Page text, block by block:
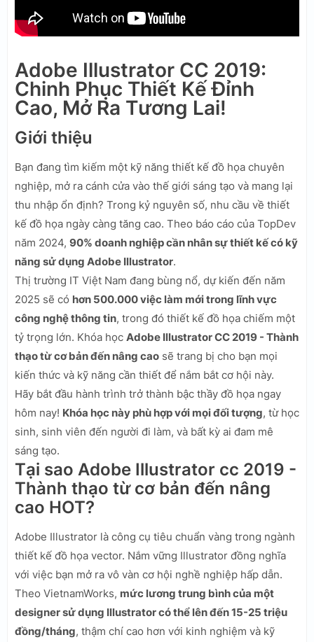
Adobe Illustrator CC 2019:
Chinh Phục Thiết Kế Đỉnh
Cao, Mở Ra Tương Lai!
Giới thiệu
Bạn đang tìm kiếm một kỹ năng thiết kế đồ họa chuyên
nghiệp, mở ra cánh cửa vào thế giới sáng tạo và mang lại
thu nhập ổn định? Trong kỷ nguyên số, nhu cầu về thiết
kế đồ họa ngày càng tăng cao. Theo báo cáo của TopDev
năm 2024, 90% doanh nghiệp cần nhân sự thiết kế có kỹ
năng sử dụng Adobe Illustrator.
Thị trường IT Việt Nam đang bùng nổ, dự kiến đến năm
2025 sẽ có hơn 500.000 việc làm mới trong lĩnh vực
công nghệ thông tin, trong đó thiết kế đồ họa chiếm một
tỷ trọng lớn. Khóa học Adobe Illustrator CC 2019 - Thành
thạo từ cơ bản đến nâng cao sẽ trang bị cho bạn mọi
kiến thức và kỹ năng cần thiết để nắm bắt cơ hội này.
Hãy bắt đầu hành trình trở thành bậc thầy đồ họa ngay
hôm nay! Khóa học này phù hợp với mọi đối tượng, từ học
sinh, sinh viên đến người đi làm, và bất kỳ ai đam mê
sáng tạo.
Tại sao Adobe Illustrator cc 2019 -
Thành thạo từ cơ bản đến nâng
cao HOT?
Adobe Illustrator là công cụ tiêu chuẩn vàng trong ngành
thiết kế đồ họa vector. Nắm vững Illustrator đồng nghĩa
với việc bạn mở ra vô vàn cơ hội nghề nghiệp hấp dẫn.
Theo VietnamWorks, mức lương trung bình của một
designer sử dụng Illustrator có thể lên đến 15-25 triệu
đồng/tháng, thậm chí cao hơn với kinh nghiệm và kỹ